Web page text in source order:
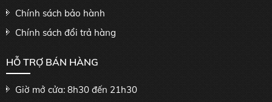
Chính sách bảo hành
Chính sách đổi trả hàng
HỖ TRỢ BÁN HÀNG
Giờ mở cửa: 8h30 đến 21h30